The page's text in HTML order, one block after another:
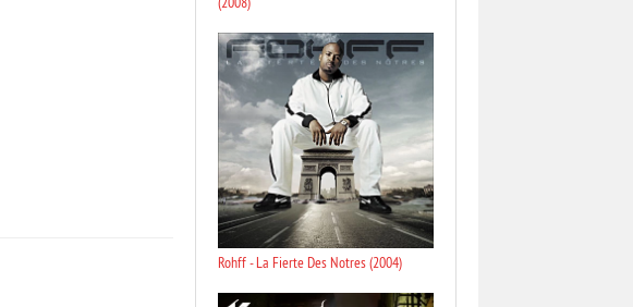
Rohff - La Fierte Des Notres (2004)